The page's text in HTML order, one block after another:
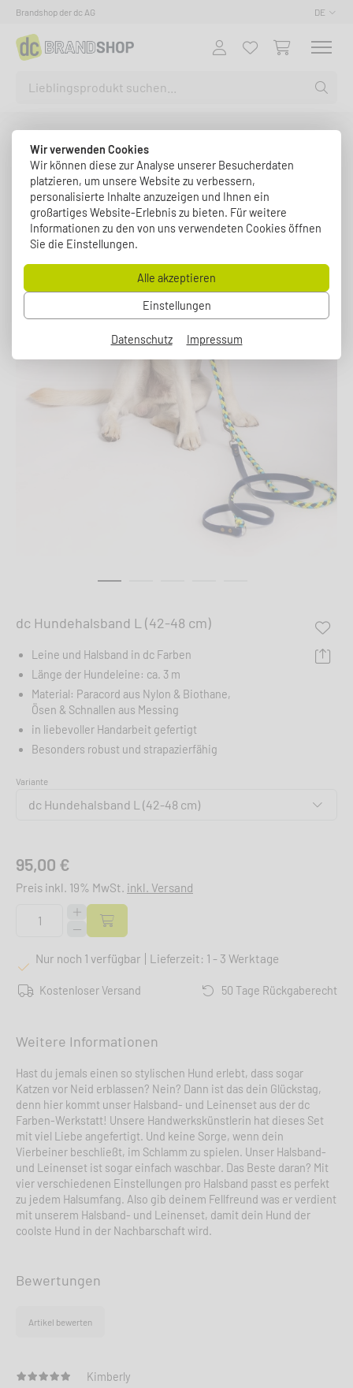
Wir verwenden Cookies
Wir können diese zur Analyse unserer Besucherdaten
platzieren, um unsere Website zu verbessern,
personalisierte Inhalte anzuzeigen und Ihnen ein
großartiges Website-Erlebnis zu bieten. Für weitere
Informationen zu den von uns verwendeten Cookies öffnen
Sie die Einstellungen.
Alle akzeptieren
Einstellungen
Datenschutz Impressum
Brandshop der dc AG DE
Weitere Informationen
Hast du jemals einen so stylischen Hund erlebt, dass sogar
Katzen vor Neid erblassen? Nein? Dann ist das dein Glückstag,
denn hier kommt unser Halsband- und Leinenset aus der dc
Farben-Werkstatt! Unsere Handwerkskünstlerin hat dieses Set
mit viel Liebe angefertigt. Und keine Sorge, wenn dein
Vierbeiner beschließt, im Schlamm zu spielen. Unser Halsband-
und Leinenset ist sogar einfach waschbar. Das Beste daran? Mit
vier verschiedenen Einstellungen pro Halsband passt es perfekt
zu jedem Halsumfang. Also gib deinem Fellfreund was er verdient
mit unserem Halsband- und Leinenset, damit dein Hund der
coolste Hund in der Nachbarschaft wird.
Bewertungen
Artikel bewerten
Kimberly
dc Hundehalsband L (42-48 cm)
Leine und Halsband in dc Farben
Länge der Hundeleine: ca. 3 m
Material: Paracord aus Nylon & Biothane,
Ösen & Schnallen aus Messing
in liebevoller Handarbeit gefertigt
Besonders robust und strapazierfähig
Variante
dc Hundehalsband L (42-48 cm)
95,00 €
Preis inkl. 19% MwSt. inkl. Versand
Nur noch 1 verfügbar Lieferzeit: 1 - 3 Werktage
Kostenloser Versand 50 Tage Rückgaberecht